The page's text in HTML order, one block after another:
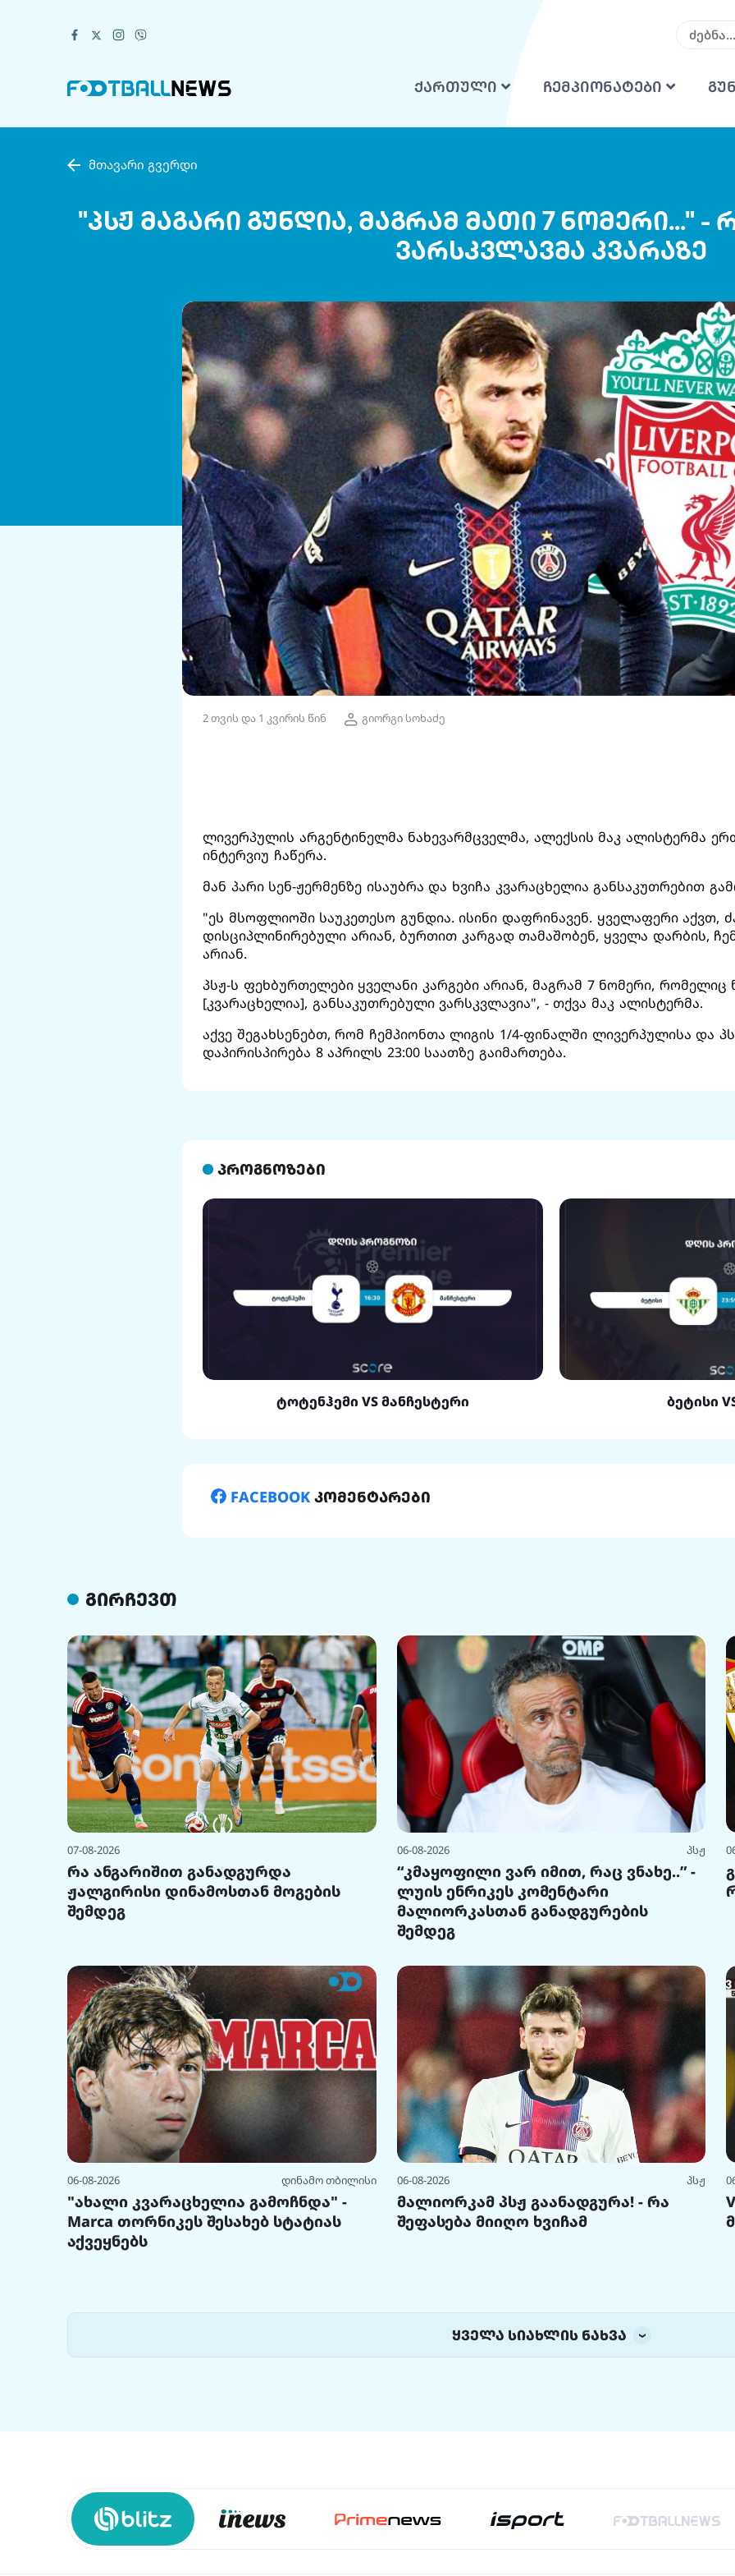
ქართული ჩემპიონატები
მთავარი გვერდი
"პსჟ მაგარი გუნდია, მაგრამ მათი 7 ნომერი..."
ვარსკვლავმა კვარაზე
2 თვის და 1 კვირის წინ გიორგი სოხაძე
ლივერპულის არგენტინელმა ნახევარმცველმა, ალექსის მაკ ალისტერმა
ინტერვიუ ჩაწერა.
მან პარი სენ-ჟერმენზე ისაუბრა და ხვიჩა კვარაცხელია განსაკუთრებით
"ეს მსოფლიოში საუკეთესო გუნდია. ისინი დაფრინავენ. ყველაფერი აქვთ,
დისციპლინირებული არიან, ბურთით კარგად თამაშობენ, ყველა დარბის,
არიან.
პსჟ-ს ფეხბურთელები ყველანი კარგები არიან, მაგრამ 7 ნომერი,
[კვარაცხელია], განსაკუთრებული ვარსკვლავია", - თქვა მაკ ალისტერმა.
აქვე შეგახსენებთ, რომ ჩემპიონთა ლიგის 1/4-ფინალში ლივერპულისა და
დაპირისპირება 8 აპრილს 23:00 საათზე გაიმართება.
პროგნოზები
ტოტენჰემი VS მანჩესტერი ბეტისი
FACEBOOK კომენტარები
გირჩევთ
07-08-2026
რა ანგარიშით განადგურდა
ჟალგირისი დინამოსთან მოგების
შემდეგ
06-08-2026 პსჟ
“კმაყოფილი ვარ იმით, რაც ვნახე..” -
ლუის ენრიკეს კომენტარი
მალიორკასთან განადგურების
შემდეგ
06-08-2026 დინამო თბილისი
"ახალი კვარაცხელია გამოჩნდა" -
Marca თორნიკეს შესახებ სტატიას
აქვეყნებს
06-08-2026 პსჟ
მალიორკამ პსჟ გაანადგურა! - რა
შეფასება მიიღო ხვიჩამ
ყველა სიახლის ნახვა